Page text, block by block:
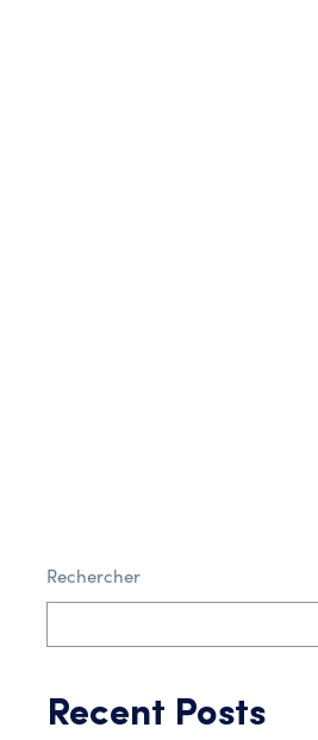
Post Comment
Rechercher
Recent Posts